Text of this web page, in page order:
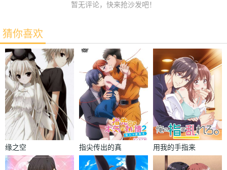
暂无评论，快来抢沙发吧！
猜你喜欢
缘之空
指尖传出的真
挚热情2-恋人
用我的手指来
扰乱吧。～在